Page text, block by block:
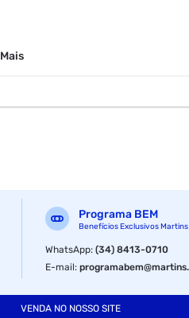
Mais
Programa BEM
Benefícios Exclusivos
WhatsApp:(34) 8413-0710
E-mail:
VENDA NO NOSSO SITE